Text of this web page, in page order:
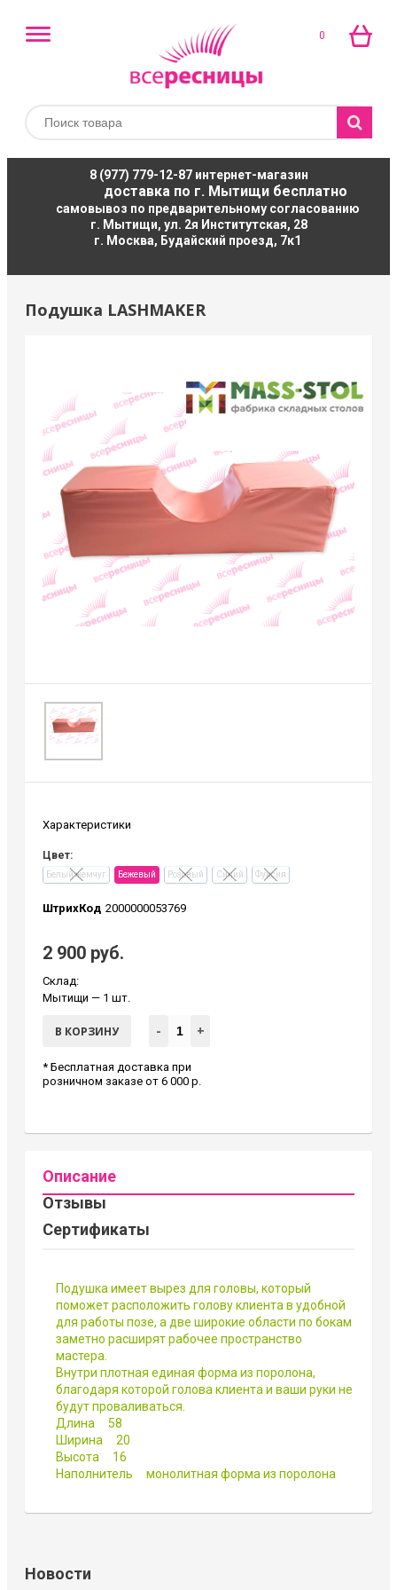
0
8 (977) 779-12-87интернет-магазин
доставка по г. Мытищи бесплатно
самовывоз по предварительному согласованию
г. Мытищи, ул. 2я Институтская, 28
г. Москва, Будайский проезд, 7к1
Подушка LASHMAKER
Характеристики
Цвет:
Белый жемчуг Бежевый Розовый Синий Фуксия
ШтрихКод 2000000053769
2 900 руб.
Склад:
Мытищи — 1 шт.
В КОРЗИНУ - +
* Бесплатная доставка при
розничном заказе от 6 000 р.
Описание
Отзывы
Сертификаты
Подушка имеет вырез для головы, который
поможет расположить голову клиента в удобной
для работы позе, а две широкие области по бокам
заметно расширят рабочее пространство
мастера.
Внутри плотная единая форма из поролона,
благодаря которой голова клиента и ваши руки не
будут проваливаться.
Длина 58
Ширина 20
Высота 16
Наполнитель монолитная форма из поролона
Новости